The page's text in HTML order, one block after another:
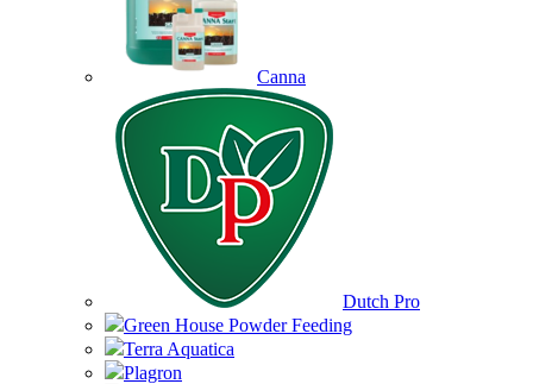
Canna
Dutch Pro
Green House Powder Feeding
Terra Aquatica
Plagron